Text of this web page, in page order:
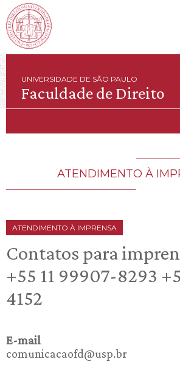
UNIVERSIDADE DE SÃO PAULO
Faculdade de Direito
ATENDIMENTO À
ATENDIMENTO À IMPRENSA
Contatos para
+55 11 99907-8293
4152
E-mail
comunicacaofd@usp.br